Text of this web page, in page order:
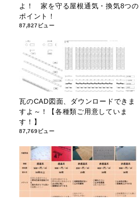
よ！ 家を守る屋根通気・換気8つの
ポイント！
87,827ビュー
瓦のCAD図面、ダウンロードできま
すよ～！【各種類ご用意していま
す！】
87,769ビュー